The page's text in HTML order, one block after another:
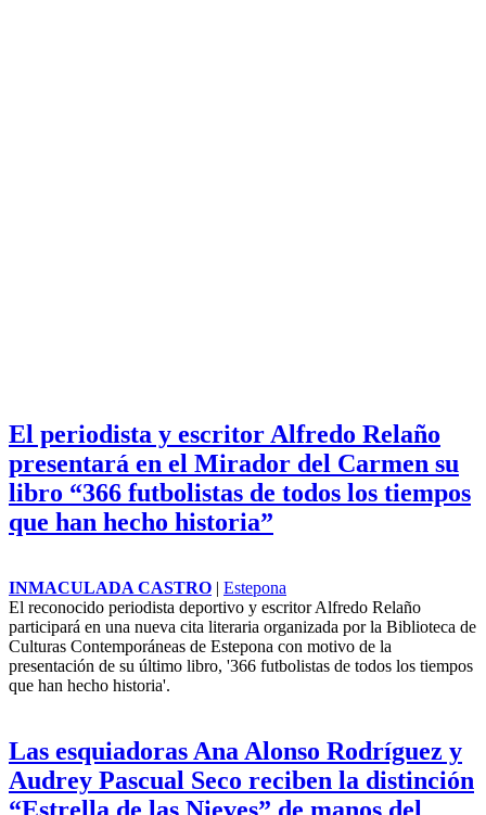
El periodista y escritor Alfredo Relaño
presentará en el Mirador del Carmen su
libro “366 futbolistas de todos los tiempos
que han hecho historia”
INMACULADA CASTRO | Estepona
El reconocido periodista deportivo y escritor Alfredo Relaño
participará en una nueva cita literaria organizada por la Biblioteca de
Culturas Contemporáneas de Estepona con motivo de la
presentación de su último libro, '366 futbolistas de todos los tiempos
que han hecho historia'.
Las esquiadoras Ana Alonso Rodríguez y
Audrey Pascual Seco reciben la distinción